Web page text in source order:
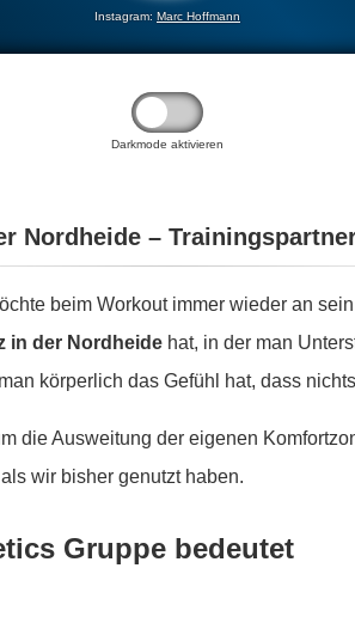
Instagram: Marc Hoffmann
Darkmode aktivieren
Nordheide –
beim Workout immer wieder an
in der Nordheide hat, in der man
körperlich das Gefühl hat, dass
die Ausweitung der eigenen
wir bisher genutzt haben.
Gruppe bedeutet